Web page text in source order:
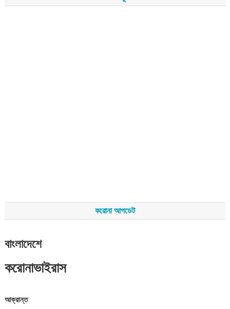
করোনা আপডেট
বাংলাদেশে
করোনাভাইরাস
আক্রান্ত